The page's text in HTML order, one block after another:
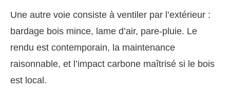
Une autre voie consiste à ventiler par l’extérieur :
bardage bois mince, lame d’air, pare-pluie. Le
rendu est contemporain, la maintenance
raisonnable, et l’impact carbone maîtrisé si le bois
est local.